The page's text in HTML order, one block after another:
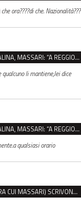
ora????di che. Nazionalità???
MAXI-RISSA ALLA CANALINA, MASSARI: “A REGGIO FATTI COSÌ GRAVI NON DEVONO TROVARE SPAZIO”
li mantiene,lei dice
MAXI-RISSA ALLA CANALINA, MASSARI: “A REGGIO FATTI COSÌ GRAVI NON DEVONO TROVARE SPAZIO”
qualsiasi orario
LEPORE, 35 SINDACI (TRA CUI MASSARI) SCRIVONO A MELONI: “BASTA ATTACCHI ISTITUZIONALI”